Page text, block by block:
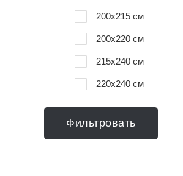
200x215 см
200x220 см
215x240 см
220x240 см
Фильтровать